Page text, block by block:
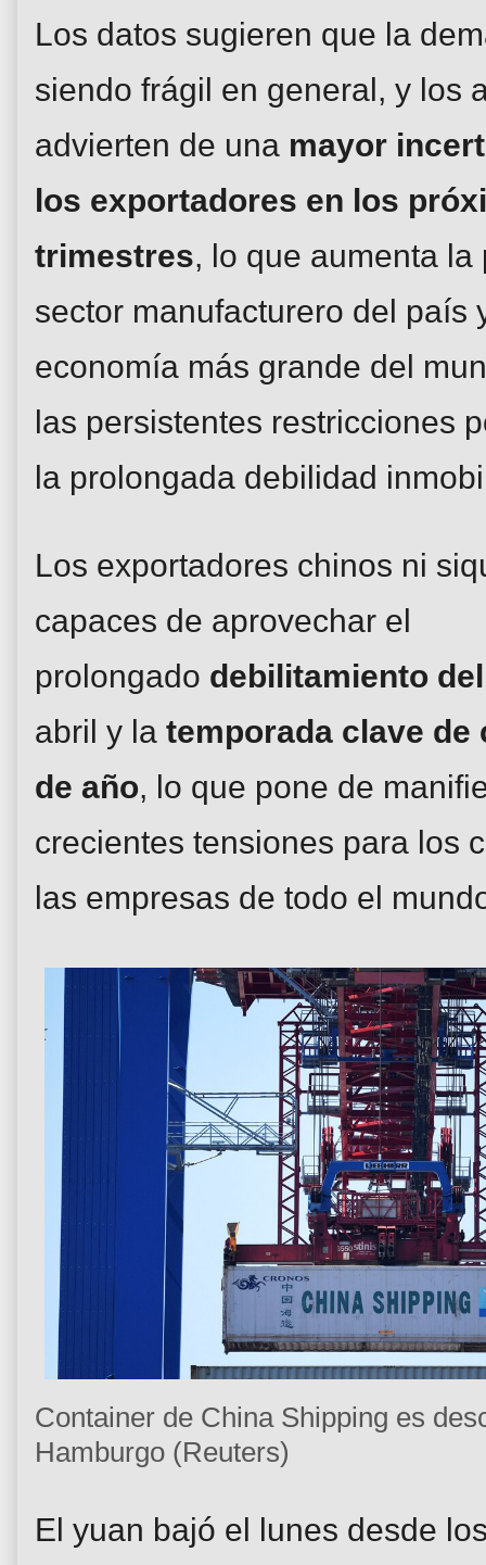
Los datos sugieren que la
siendo frágil en general, y los
advierten de una mayor
los exportadores en los
trimestres, lo que aumenta
sector manufacturero del país
economía más grande del
las persistentes restricciones
la prolongada debilidad
Los exportadores chinos ni
capaces de aprovechar el
prolongado debilitamiento
abril y la temporada clave de
de año, lo que pone de
crecientes tensiones para los
las empresas de todo el
Container de China Shipping es
Hamburgo (Reuters)
El yuan bajó el lunes desde